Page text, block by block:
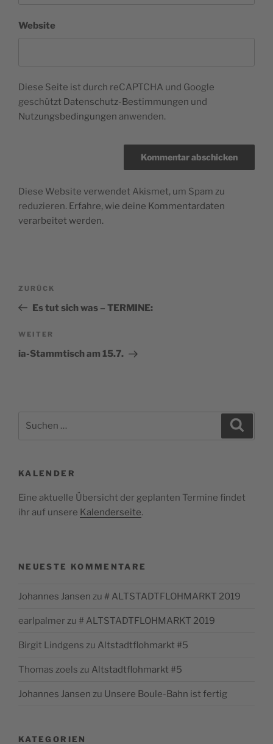
Website
Diese Seite ist durch reCAPTCHA und Google
geschützt Datenschutz-Bestimmungen und
Nutzungsbedingungen anwenden.
Diese Website verwendet Akismet, um Spam zu
reduzieren. Erfahre, wie deine Kommentardaten
verarbeitet werden.
Beitragsnavigation
Vorheriger
Beitrag
ZURÜCK
Es tut sich was – TERMINE:
Nächster
Beitrag
WEITER
ia-Stammtisch am 15.7.
KALENDER
Eine aktuelle Übersicht der geplanten Termine findet
ihr auf unsere Kalenderseite.
NEUESTE KOMMENTARE
Johannes Jansen zu # ALTSTADTFLOHMARKT 2019
earlpalmer zu # ALTSTADTFLOHMARKT 2019
Birgit Lindgens zu Altstadtflohmarkt #5
Thomas zoels zu Altstadtflohmarkt #5
Johannes Jansen zu Unsere Boule-Bahn ist fertig
KATEGORIEN